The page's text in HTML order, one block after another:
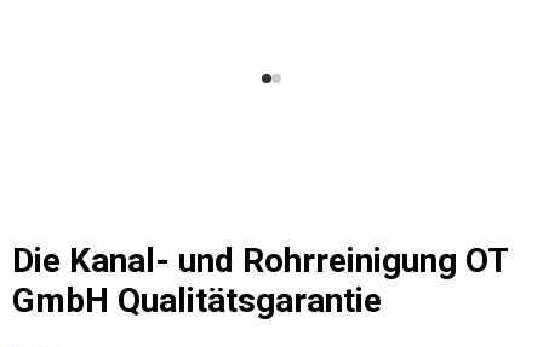
Die Kanal- und Rohrreinigung OT
GmbH Qualitätsgarantie